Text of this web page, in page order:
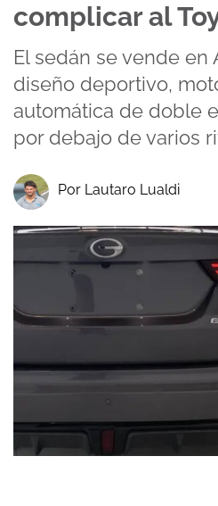
complicar al
El sedán se vende en
diseño deportivo,
automática de doble
por debajo de varios
Por Lautaro Lualdi